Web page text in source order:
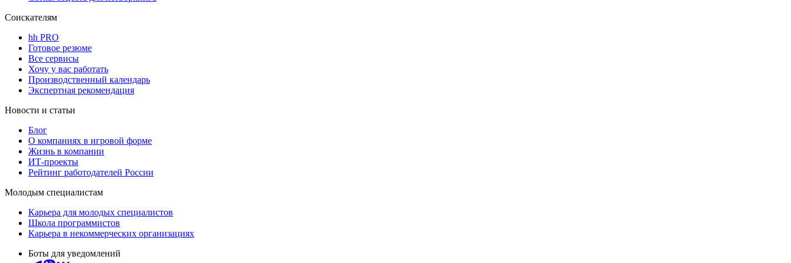
Соискателям
hh PRO
Готовое резюме
Все сервисы
Хочу у вас работать
Производственный календарь
Экспертная рекомендация
Новости и статьи
Блог
О компаниях в игровой форме
Жизнь в компании
ИТ-проекты
Рейтинг работодателей России
Молодым специалистам
Карьера для молодых специалистов
Школа программистов
Карьера в некоммерческих организациях
Боты для уведомлений